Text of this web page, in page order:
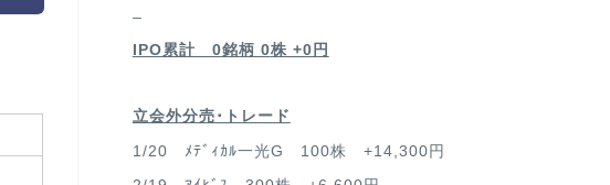
–
IPO累計 0銘柄 0株 +0円
立会外分売･トレード
1/20 ﾒﾃﾞｨｶﾙ一光G 100株 +14,300円